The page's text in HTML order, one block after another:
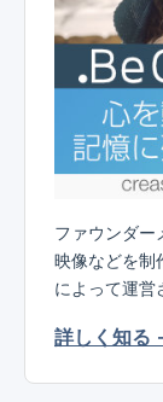
ファウンダー
映像などを制
によって運営
詳しく知る